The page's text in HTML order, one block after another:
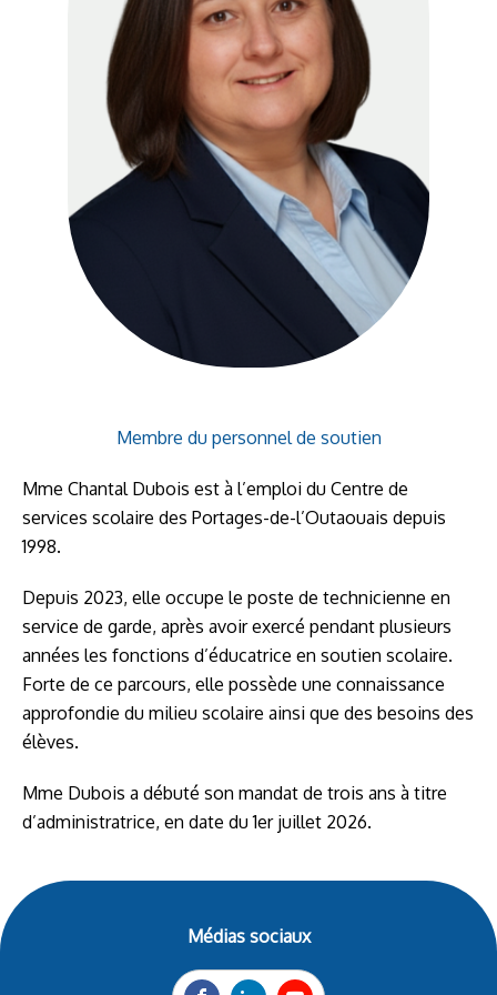
Membre du personnel de soutien
Mme Chantal Dubois est à l’emploi du Centre de
services scolaire des Portages-de-l’Outaouais depuis
1998.
Depuis 2023, elle occupe le poste de technicienne en
service de garde, après avoir exercé pendant plusieurs
années les fonctions d’éducatrice en soutien scolaire.
Forte de ce parcours, elle possède une connaissance
approfondie du milieu scolaire ainsi que des besoins des
élèves.
Mme Dubois a débuté son mandat de trois ans à titre
d’administratrice, en date du 1er juillet 2026.
Médias sociaux
FacebookLinkedInYouTube